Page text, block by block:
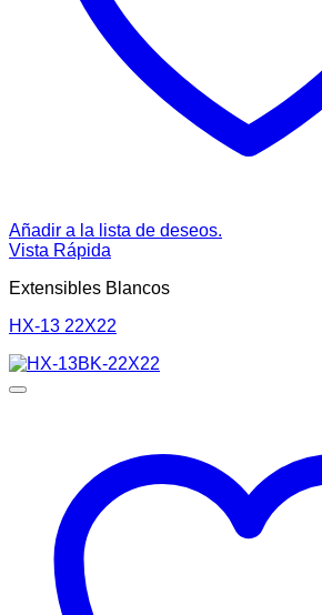
Añadir a la lista de deseos.
Vista Rápida
Extensibles Blancos
HX-13 22X22